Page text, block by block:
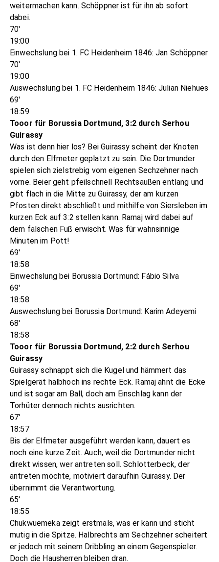
weitermachen kann. Schöppner ist für ihn ab sofort
dabei.
70'
19:00
Einwechslung bei 1. FC Heidenheim 1846: Jan Schöppner
70'
19:00
Auswechslung bei 1. FC Heidenheim 1846: Julian Niehues
69'
18:59
Tooor für Borussia Dortmund, 3:2 durch Serhou
Guirassy
Was ist denn hier los? Bei Guirassy scheint der Knoten
durch den Elfmeter geplatzt zu sein. Die Dortmunder
spielen sich zielstrebig vom eigenen Sechzehner nach
vorne. Beier geht pfeilschnell Rechtsaußen entlang und
gibt flach in die Mitte zu Guirassy, der am kurzen
Pfosten direkt abschließt und mithilfe von Siersleben im
kurzen Eck auf 3:2 stellen kann. Ramaj wird dabei auf
dem falschen Fuß erwischt. Was für wahnsinnige
Minuten im Pott!
69'
18:58
Einwechslung bei Borussia Dortmund: Fábio Silva
69'
18:58
Auswechslung bei Borussia Dortmund: Karim Adeyemi
68'
18:58
Tooor für Borussia Dortmund, 2:2 durch Serhou
Guirassy
Guirassy schnappt sich die Kugel und hämmert das
Spielgerät halbhoch ins rechte Eck. Ramaj ahnt die Ecke
und ist sogar am Ball, doch am Einschlag kann der
Torhüter dennoch nichts ausrichten.
67'
18:57
Bis der Elfmeter ausgeführt werden kann, dauert es
noch eine kurze Zeit. Auch, weil die Dortmunder nicht
direkt wissen, wer antreten soll. Schlotterbeck, der
antreten möchte, motiviert daraufhin Guirassy. Der
übernimmt die Verantwortung.
65'
18:55
Chukwuemeka zeigt erstmals, was er kann und sticht
mutig in die Spitze. Halbrechts am Sechzehner scheitert
er jedoch mit seinem Dribbling an einem Gegenspieler.
Doch die Hausherren bleiben dran.